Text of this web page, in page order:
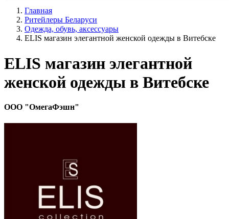
Главная
Ритейлеры Беларуси
Одежда, обувь, аксессуары
ELIS магазин элегантной женской одежды в Витебске
ELIS магазин элегантной
женской одежды в Витебске
ООО "ОмегаФэшн"